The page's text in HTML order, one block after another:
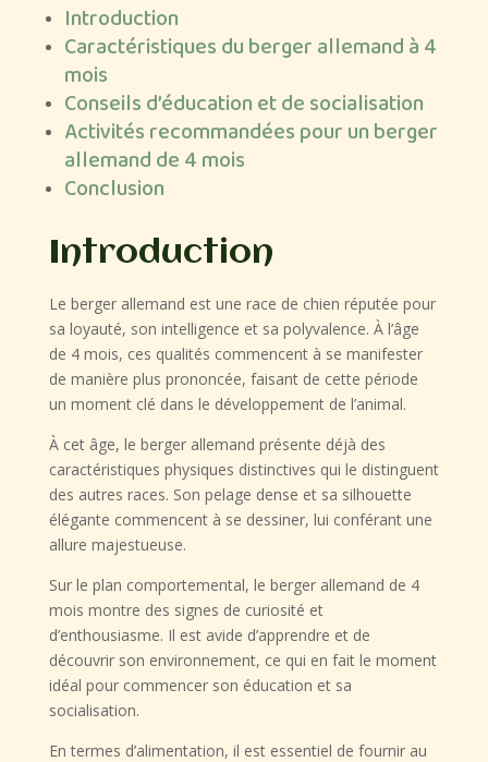
Introduction
Caractéristiques du berger allemand à 4
mois
Conseils d’éducation et de socialisation
Activités recommandées pour un berger
allemand de 4 mois
Conclusion
Introduction
Le berger allemand est une race de chien réputée pour
sa loyauté, son intelligence et sa polyvalence. À l’âge
de 4 mois, ces qualités commencent à se manifester
de manière plus prononcée, faisant de cette période
un moment clé dans le développement de l’animal.
À cet âge, le berger allemand présente déjà des
caractéristiques physiques distinctives qui le distinguent
des autres races. Son pelage dense et sa silhouette
élégante commencent à se dessiner, lui conférant une
allure majestueuse.
Sur le plan comportemental, le berger allemand de 4
mois montre des signes de curiosité et
d’enthousiasme. Il est avide d’apprendre et de
découvrir son environnement, ce qui en fait le moment
idéal pour commencer son éducation et sa
socialisation.
En termes d’alimentation, il est essentiel de fournir au